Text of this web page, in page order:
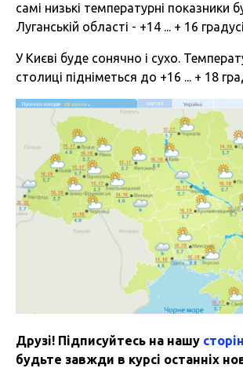
самі низькі температурні показники
Луганській області - +14 ... + 16
У Києві буде сонячно і сухо.
столиці підніметься до +16 ... + 18
Друзі! Підписуйтесь на нашу
будьте завжди в курсі останніх